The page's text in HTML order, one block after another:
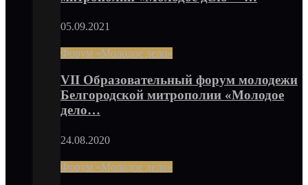
05.09.2021
Форум «Молодое дело»
VII Образовательный форум молодежи
Белгородской митрополии «Молодое
дело…
24.08.2020
Форум «Молодое дело»